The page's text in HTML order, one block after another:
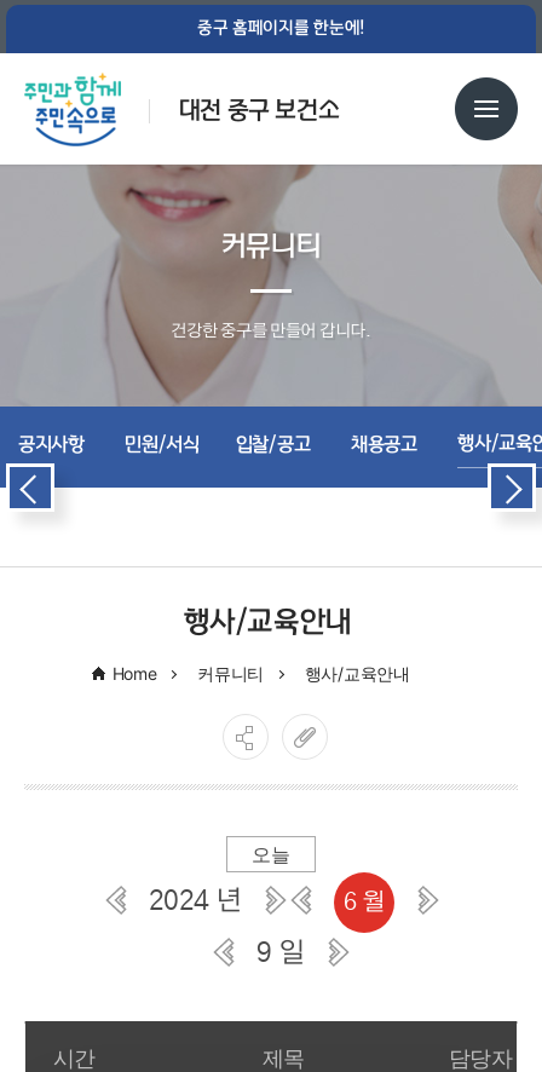
중구 홈페이지를 한눈에!
대전 중구 보건소
커뮤니티
건강한 중구를 만들어 갑니다.
공지사항 민원/서식 입찰/공고 채용공고 행사/교육
행사/교육안내
Home 커뮤니티 행사/교육안내
오늘
2024 년 6 월
9 일
일간 부서일정관리
시간 제목 담당자